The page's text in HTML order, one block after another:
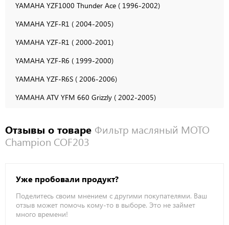
YAMAHA YZF1000 Thunder Ace ( 1996-2002)
YAMAHA YZF-R1 ( 2004-2005)
YAMAHA YZF-R1 ( 2000-2001)
YAMAHA YZF-R6 ( 1999-2000)
YAMAHA YZF-R6S ( 2006-2006)
YAMAHA ATV YFM 660 Grizzly ( 2002-2005)
Отзывы о товаре Фильтр масляный МОТО
Champion COF203
Уже пробовали продукт?
Поделитесь своим мнением с другими покупателями. Ваш
отзыв может помочь кому-то в выборе. Это не займет
много времени!